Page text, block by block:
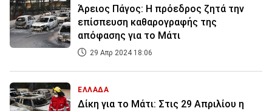
Άρειος Πάγος: Η πρόεδρος ζητά την
επίσπευση καθαρογραφής της
απόφασης για το Μάτι
29 Απρ 2024 18:06
ΕΛΛΑΔΑ
Δίκη για το Μάτι: Στις 29 Απριλίου η